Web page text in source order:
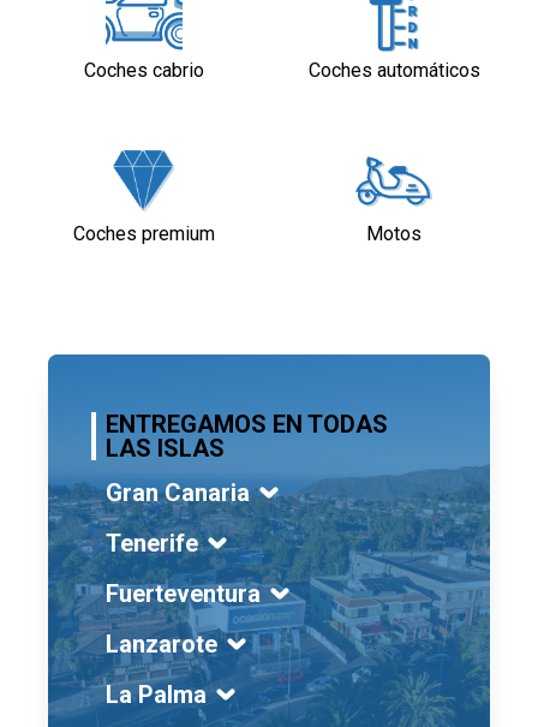
Coches cabrio Coches automáticos
Coches premium Motos
ENTREGAMOS EN TODAS
LAS ISLAS
Gran Canaria
Tenerife
Fuerteventura
Lanzarote
La Palma